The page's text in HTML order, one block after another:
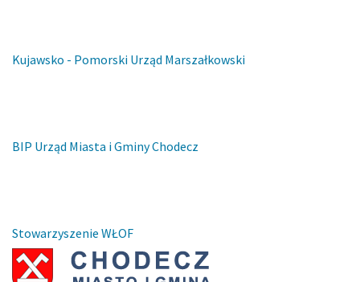
Kujawsko - Pomorski Urząd Marszałkowski
BIP Urząd Miasta i Gminy Chodecz
Stowarzyszenie WŁOF